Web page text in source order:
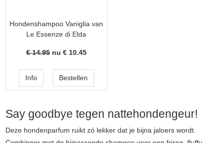
Hondenshampoo Vaniglia van
Le Essenze di Elda
€ 14.95nu € 10.45
Say goodbye tegen nattehondengeur!
Deze hondenparfum ruikt zó lekker dat je bijna jaloers wordt.